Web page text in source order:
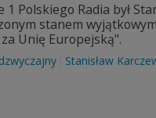
Polskiego Radia był
stanem
Unię Europejską".
Stanisław